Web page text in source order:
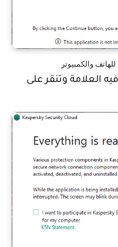
العلامة وتنقر على